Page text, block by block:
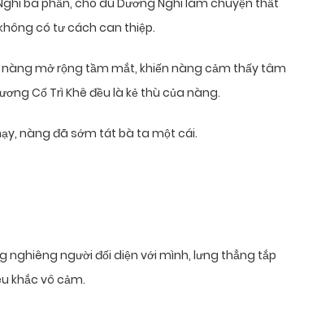
ba phần, cho dù Dương Nghi làm chuyện thất
có tư cách can thiệp.
mở rộng tầm mắt, khiến nàng cảm thấy tâm
Cố Trì Khê đều là kẻ thù của nàng.
nàng đã sớm tát bà ta một cái.
nghiêng người đối diện với mình, lưng thẳng tắp
khắc vô cảm.